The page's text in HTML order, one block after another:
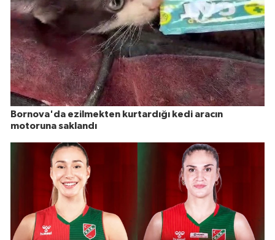
Bornova'da ezilmekten kurtardığı kedi aracın
motoruna saklandı